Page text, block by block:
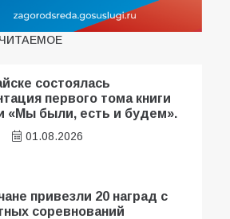
состоялась
первого тома книги
«Мы были, есть и будем».
01.08.2026
привезли 20 наград с
соревнований